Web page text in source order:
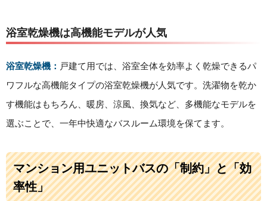
浴室乾燥機は高機能モデルが人気
浴室乾燥機： 戸建て用では、浴室全体を効率よく乾燥できるパ
ワフルな高機能タイプの浴室乾燥機が人気です。洗濯物を乾か
す機能はもちろん、暖房、涼風、換気など、多機能なモデルを
選ぶことで、一年中快適なバスルーム環境を保てます。
マンション用ユニットバスの「制約」と「効
率性」